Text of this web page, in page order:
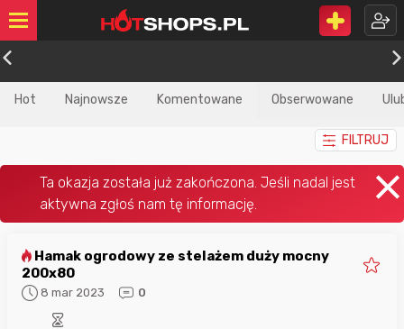
Hot Najnowsze Komentowane Obserwowane
FILTRUJ
200x80
8 mar 2023 0